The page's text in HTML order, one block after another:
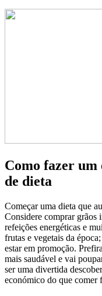
Como fazer um
de dieta
Começar uma dieta que
Considere comprar grãos
refeições energéticas e
frutas e vegetais da
estar em promoção.
mais saudável e vai
ser uma divertida
económico do que comer